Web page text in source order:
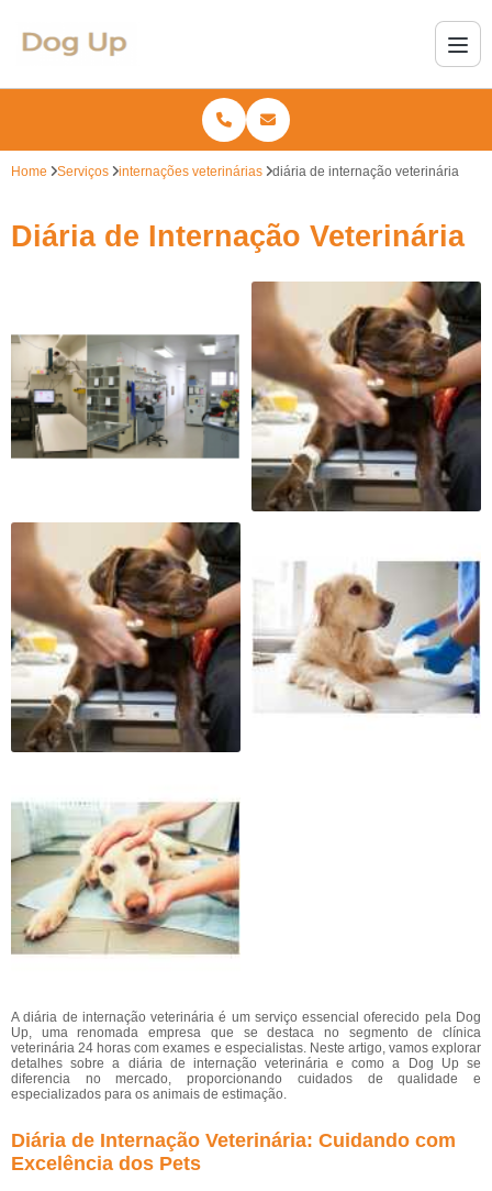
Home Serviços internações veterinárias diária de internação veterinária
Diária de Internação Veterinária
A diária de internação veterinária é um serviço essencial oferecido pela Dog
Up, uma renomada empresa que se destaca no segmento de clínica
veterinária 24 horas com exames e especialistas. Neste artigo, vamos explorar
detalhes sobre a diária de internação veterinária e como a Dog Up se
diferencia no mercado, proporcionando cuidados de qualidade e
especializados para os animais de estimação.
Diária de Internação Veterinária: Cuidando com
Excelência dos Pets